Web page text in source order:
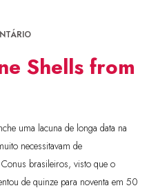
Shells from
uma lacuna de longa data na
necessitavam de
brasileiros, visto que o
de quinze para noventa em 50